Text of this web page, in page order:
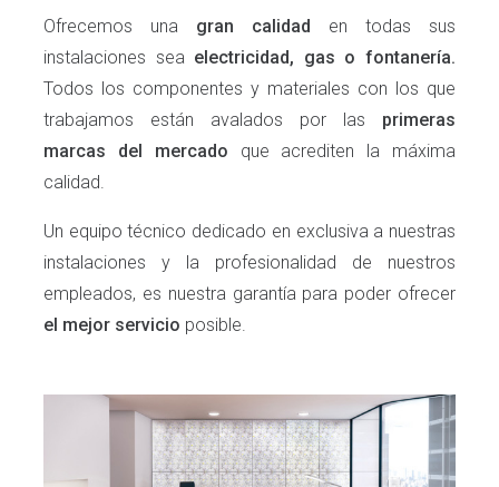
Ofrecemos una gran calidad en todas sus
instalaciones sea electricidad, gas o fontanería.
Todos los componentes y materiales con los que
trabajamos están avalados por las primeras
marcas del mercado que acrediten la máxima
calidad.
Un equipo técnico dedicado en exclusiva a nuestras
instalaciones y la profesionalidad de nuestros
empleados, es nuestra garantía para poder ofrecer
el mejor servicio posible.